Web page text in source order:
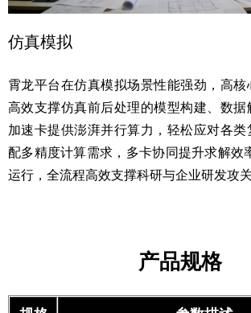
仿真模拟
霄龙平台在仿真模拟场景性能强劲，高
高效支撑仿真前后处理的模型构建、数据
加速卡提供澎湃并行算力，轻松应对各
配多精度计算需求，多卡协同提升求解效
运行，全流程高效支撑科研与企业研发攻关
产品规格